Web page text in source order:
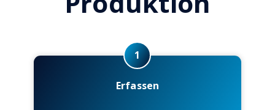
1
Erfassen